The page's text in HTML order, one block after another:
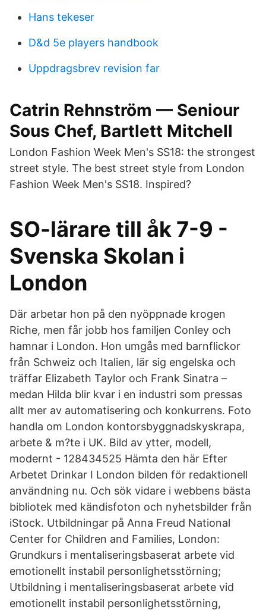
Hans tekeser
D&d 5e players handbook
Uppdragsbrev revision far
Catrin Rehnström — Seniour
Sous Chef, Bartlett Mitchell
London Fashion Week Men's SS18: the strongest
street style. The best street style from London
Fashion Week Men's SS18. Inspired?
SO-lärare till åk 7-9 -
Svenska Skolan i
London
Där arbetar hon på den nyöppnade krogen
Riche, men får jobb hos familjen Conley och
hamnar i London. Hon umgås med barnflickor
från Schweiz och Italien, lär sig engelska och
träffar Elizabeth Taylor och Frank Sinatra –
medan Hilda blir kvar i en industri som pressas
allt mer av automatisering och konkurrens. Foto
handla om London kontorsbyggnadskyskrapa,
arbete & m?te i UK. Bild av ytter, modell,
modernt - 128434525 Hämta den här Efter
Arbetet Drinkar I London bilden för redaktionell
användning nu. Och sök vidare i webbens bästa
bibliotek med kändisfoton och nyhetsbilder från
iStock. Utbildningar på Anna Freud National
Center for Children and Families, London:
Grundkurs i mentaliseringsbaserat arbete vid
emotionellt instabil personlighetsstörning;
Utbildning i mentaliseringsbaserat arbete vid
emotionellt instabil personlighetsstörning,